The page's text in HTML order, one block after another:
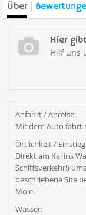
Über
Hier
Hilf uns
Anfahrt / Anreise:
Mit dem Auto fährt
Örtlichkeit /
Direkt am Kai ins
Schiffsverkehr!)
beschriebene Site
Mole.
Wasser: